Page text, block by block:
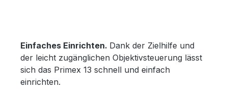
Einfaches Einrichten. Dank der Zielhilfe und
der leicht zugänglichen Objektivsteuerung lässt
sich das Primex 13 schnell und einfach
einrichten.